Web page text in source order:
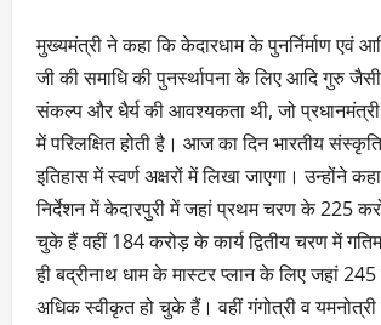
मुख्यमंत्री ने कहा कि केदारधाम के पुनर्निर्माण एवं
जी की समाधि की पुनर्स्थापना के लिए आदि गुरु जैसी
संकल्प और धैर्य की आवश्यकता थी, जो प्रधानमंत्री
में परिलक्षित होती है। आज का दिन भारतीय
इतिहास में स्वर्ण अक्षरों में लिखा जाएगा। उन्होंने
निर्देशन में केदारपुरी में जहां प्रथम चरण के 225
चुके हैं वहीं 184 करोड़ के कार्य द्वितीय चरण में
ही बद्रीनाथ धाम के मास्टर प्लान के लिए जहां
अधिक स्वीकृत हो चुके हैं। वहीं गंगोत्री व